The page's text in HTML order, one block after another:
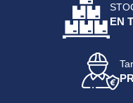
EN